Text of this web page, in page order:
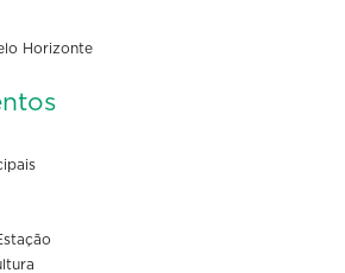
Horizonte